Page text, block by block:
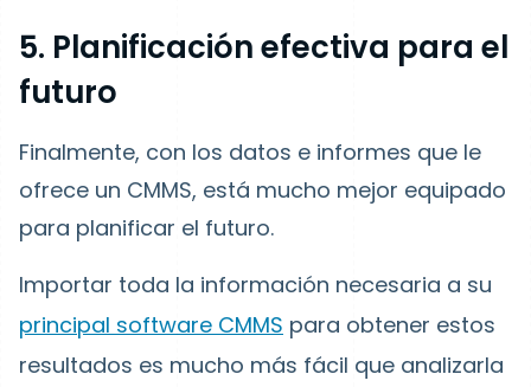
5. Planificación efectiva para el
futuro
Finalmente, con los datos e informes que le
ofrece un CMMS, está mucho mejor equipado
para planificar el futuro.
Importar toda la información necesaria a su
principal software CMMS para obtener estos
resultados es mucho más fácil que analizarla